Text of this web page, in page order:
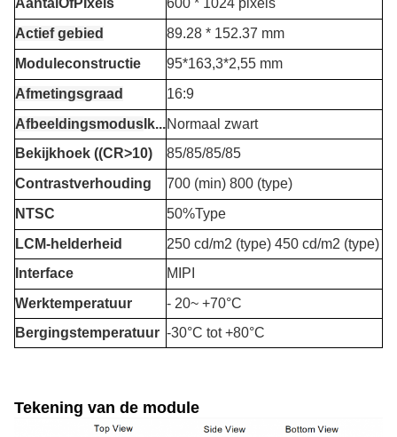
Aantal OfP Ixels
600 * 1024 pixels
Actief gebied
89.28 * 152.37 mm
Moduleconstructie
95*163,3*2,55 mm
Afmetingsgraad
16:9
Afbeeldingsmodus Ik...Normaal zwart
Bekijkhoek ((CR>10)
85/85/85/85
Contrastverhouding
700 (min) 800 (type)
NTSC
50%Type
LCM-helderheid
250 cd/m2 (type) 450 cd/m2 (type)
Interface
MIPI
Werktemperatuur
- 20~ +70°C
Bergingstemperatuur -30°C tot +80°C
Tekening van de module